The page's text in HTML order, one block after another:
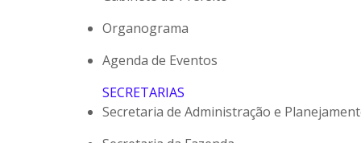
Organograma
Agenda de Eventos
SECRETARIAS
Secretaria de Administração e